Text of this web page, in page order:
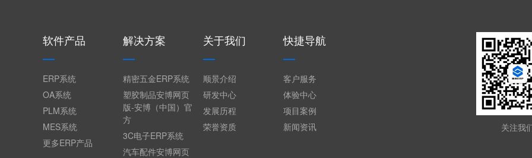
软件产品
ERP系统
OA系统
PLM系统
MES系统
更多ERP产品
解决方案
精密五金ERP系统
塑胶制品安博网页
版-安博（中国）官
方
3C电子ERP系统
汽车配件安博网页
关于我们
顺景介绍
研发中心
发展历程
荣誉资质
快捷导航
客户服务
体验中心
项目案例
新闻资讯
关注我